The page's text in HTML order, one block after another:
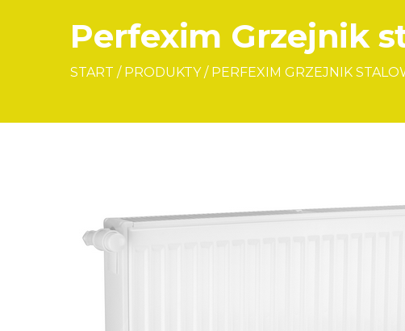
Perfexim Grzejnik
START / PRODUKTY / PERFEXIM GRZEJNIK